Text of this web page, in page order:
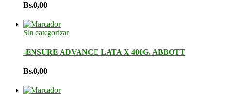
Bs.0,00
Sin categorizar
-ENSURE ADVANCE LATA X 400G. ABBOTT
Bs.0,00